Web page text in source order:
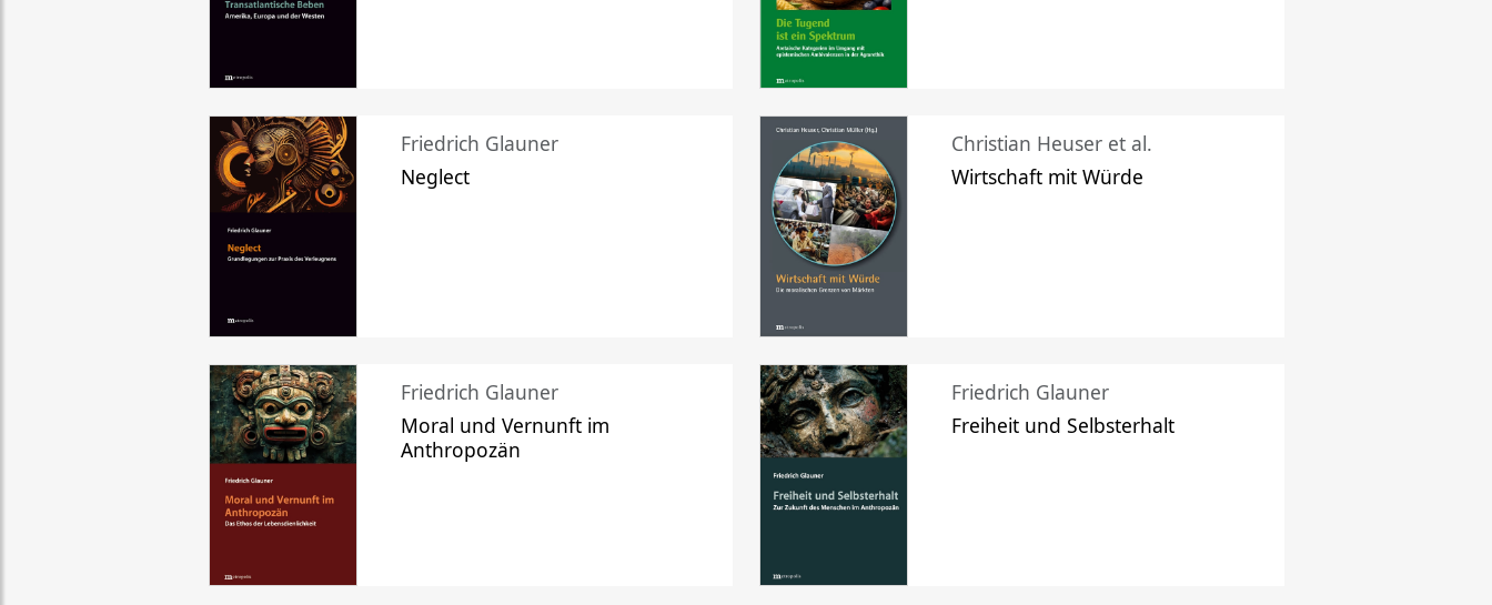
Friedrich Glauner
Neglect
Christian Heuser et al.
Wirtschaft mit Würde
Friedrich Glauner
Moral und Vernunft im
Anthropozän
Friedrich Glauner
Freiheit und Selbsterhalt